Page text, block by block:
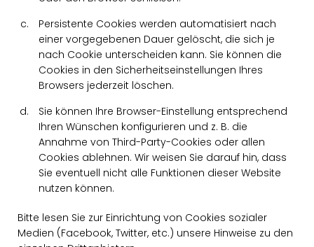
Persistente Cookies werden automatisiert nach
einer vorgegebenen Dauer gelöscht, die sich je
nach Cookie unterscheiden kann. Sie können die
Cookies in den Sicherheitseinstellungen Ihres
Browsers jederzeit löschen.
Sie können Ihre Browser-Einstellung entsprechend
Ihren Wünschen konfigurieren und z. B. die
Annahme von Third-Party-Cookies oder allen
Cookies ablehnen. Wir weisen Sie darauf hin, dass
Sie eventuell nicht alle Funktionen dieser Website
nutzen können.
Bitte lesen Sie zur Einrichtung von Cookies sozialer
Medien (Facebook, Twitter, etc.) unsere Hinweise zu den